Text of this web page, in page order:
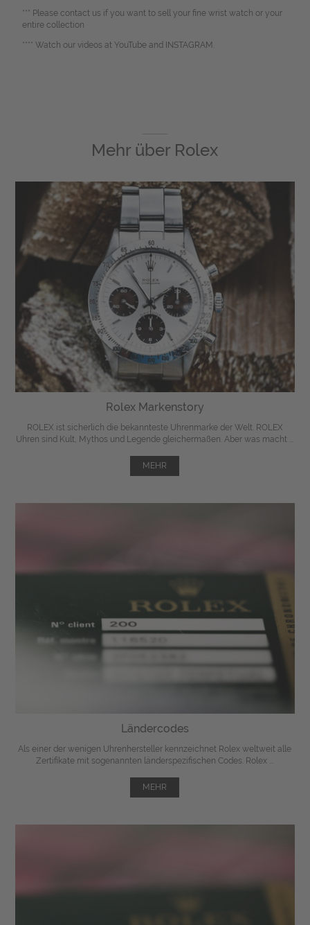
*** Please contact us if you want to sell your fine wrist watch or your
entire collection
**** Watch our videos at YouTube and INSTAGRAM.
Mehr über Rolex
Rolex Markenstory
ROLEX ist sicherlich die bekannteste Uhrenmarke der Welt. ROLEX
Uhren sind Kult, Mythos und Legende gleichermaßen. Aber was macht ...
MEHR
Ländercodes
Als einer der wenigen Uhrenhersteller kennzeichnet Rolex weltweit alle
Zertifikate mit sogenannten länderspezifischen Codes. Rolex ...
MEHR